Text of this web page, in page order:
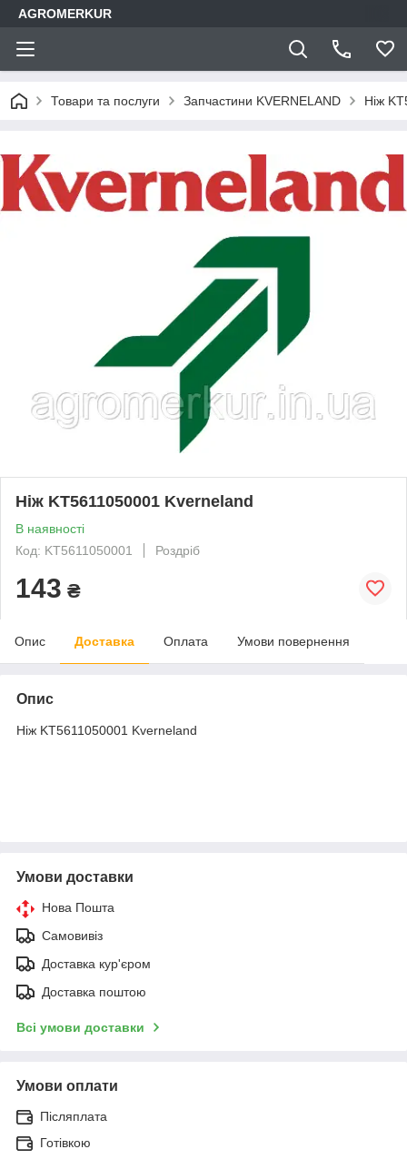
AGROMERKUR
Товари та послуги Запчастини KVERNELAND Ніж
Ніж KT5611050001 Kverneland
В наявності
Код: KT5611050001
Роздріб
143 ₴
Опис Доставка Оплата Умови повернення
Опис
Ніж KT5611050001 Kverneland
Умови доставки
Нова Пошта
Самовивіз
Доставка кур'єром
Доставка поштою
Всі умови доставки
Умови оплати
Післяплата
Готівкою